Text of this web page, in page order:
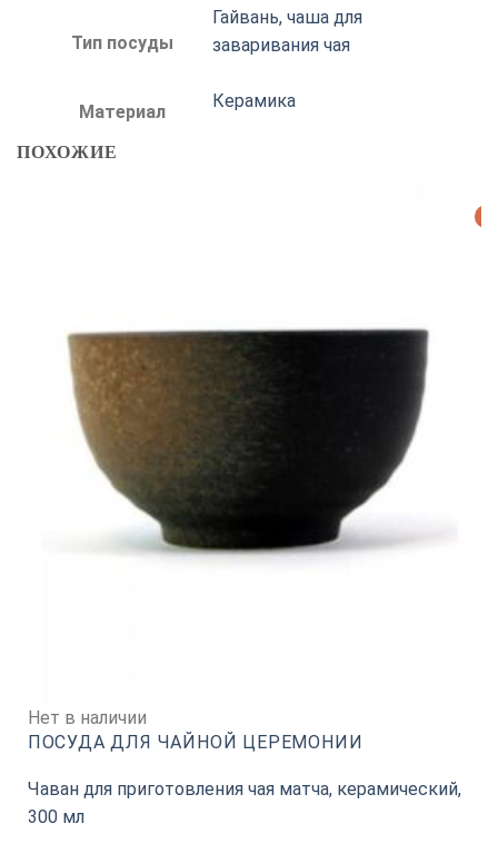
Тип посуды
Гайвань, чаша для
заваривания чая
Материал
Керамика
ПОХОЖИЕ
Нет в наличии
ПОСУДА ДЛЯ ЧАЙНОЙ ЦЕРЕМОНИИ
Чаван для приготовления чая матча, керамический,
300 мл